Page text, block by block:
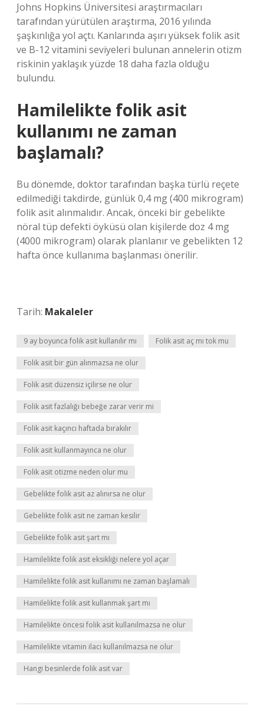
Johns Hopkins Üniversitesi araştırmacıları
tarafından yürütülen araştırma, 2016 yılında
şaşkınlığa yol açtı. Kanlarında aşırı yüksek folik asit
ve B-12 vitamini seviyeleri bulunan annelerin otizm
riskinin yaklaşık yüzde 18 daha fazla olduğu
bulundu.
Hamilelikte folik asit
kullanımı ne zaman
başlamalı?
Bu dönemde, doktor tarafından başka türlü reçete
edilmediği takdirde, günlük 0,4 mg (400 mikrogram)
folik asit alınmalıdır. Ancak, önceki bir gebelikte
nöral tüp defekti öyküsü olan kişilerde doz 4 mg
(4000 mikrogram) olarak planlanır ve gebelikten 12
hafta önce kullanıma başlanması önerilir.
Tarih: Makaleler
9 ay boyunca folik asit kullanılır mı Folik asit aç mı tok mu
Folik asit bir gün alınmazsa ne olur
Folik asit düzensiz içilirse ne olur
Folik asit fazlalığı bebeğe zarar verir mi
Folik asit kaçıncı haftada bırakılır
Folik asit kullanmayınca ne olur
Folik asit otizme neden olur mu
Gebelikte folik asit az alınırsa ne olur
Gebelikte folik asit ne zaman kesilir
Gebelikte folik asit şart mı
Hamilelikte folik asit eksikliği nelere yol açar
Hamilelikte folik asit kullanımı ne zaman başlamalı
Hamilelikte folik asit kullanmak şart mı
Hamilelikte öncesi folik asit kullanılmazsa ne olur
Hamilelikte vitamin ilacı kullanılmazsa ne olur
Hangi besinlerde folik asit var